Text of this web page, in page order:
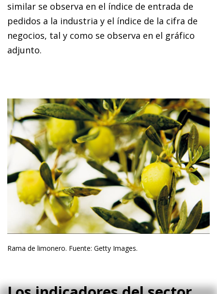
similar se observa en el índice de entrada de
pedidos a la industria y el índice de la cifra de
negocios, tal y como se observa en el gráfico
adjunto.
Rama de limonero. Fuente: Getty Images.